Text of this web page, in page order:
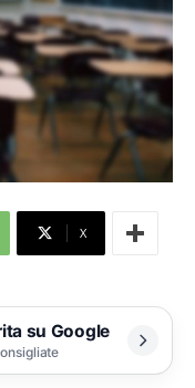
X
su Google